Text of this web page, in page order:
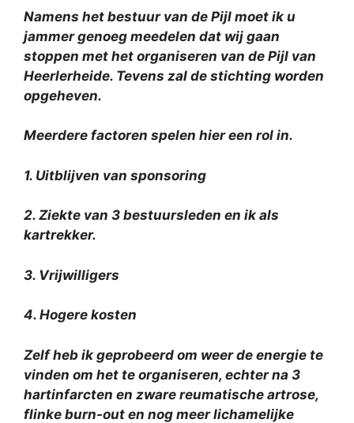
Namens het bestuur van de Pijl moet ik u
jammer genoeg meedelen dat wij gaan
stoppen met het organiseren van de Pijl van
Heerlerheide. Tevens zal de stichting worden
opgeheven.
Meerdere factoren spelen hier een rol in.
1. Uitblijven van sponsoring
2. Ziekte van 3 bestuursleden en ik als
kartrekker.
3. Vrijwilligers
4. Hogere kosten
Zelf heb ik geprobeerd om weer de energie te
vinden om het te organiseren, echter na 3
hartinfarcten en zware reumatische artrose,
flinke burn-out en nog meer lichamelijke